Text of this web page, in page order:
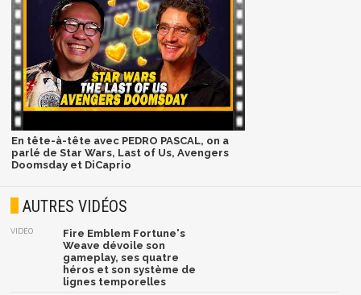
En tête-à-tête avec PEDRO PASCAL, on a
parlé de Star Wars, Last of Us, Avengers
Doomsday et DiCaprio
AUTRES VIDÉOS
VIDÉO
Fire Emblem Fortune's
Weave dévoile son
gameplay, ses quatre
héros et son système de
lignes temporelles